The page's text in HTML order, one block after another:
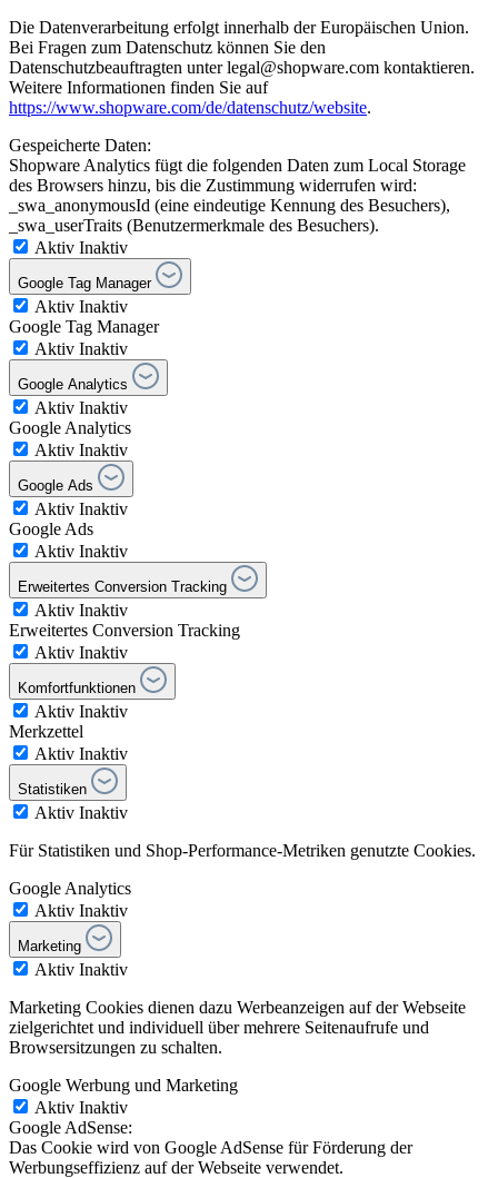
Die Datenverarbeitung erfolgt innerhalb der Europäischen Union.
Bei Fragen zum Datenschutz können Sie den
Datenschutzbeauftragten unter legal@shopware.com kontaktieren.
Weitere Informationen finden Sie auf
https://www.shopware.com/de/datenschutz/website.
Gespeicherte Daten:
Shopware Analytics fügt die folgenden Daten zum Local Storage
des Browsers hinzu, bis die Zustimmung widerrufen wird:
_swa_anonymousId (eine eindeutige Kennung des Besuchers),
_swa_userTraits (Benutzermerkmale des Besuchers).
Aktiv Inaktiv
Google Tag Manager
Aktiv Inaktiv
Google Tag Manager
Aktiv Inaktiv
Google Analytics
Aktiv Inaktiv
Google Analytics
Aktiv Inaktiv
Google Ads
Aktiv Inaktiv
Google Ads
Aktiv Inaktiv
Erweitertes Conversion Tracking
Aktiv Inaktiv
Erweitertes Conversion Tracking
Aktiv Inaktiv
Komfortfunktionen
Aktiv Inaktiv
Merkzettel
Aktiv Inaktiv
Statistiken
Aktiv Inaktiv
Für Statistiken und Shop-Performance-Metriken genutzte Cookies.
Google Analytics
Aktiv Inaktiv
Marketing
Aktiv Inaktiv
Marketing Cookies dienen dazu Werbeanzeigen auf der Webseite
zielgerichtet und individuell über mehrere Seitenaufrufe und
Browsersitzungen zu schalten.
Google Werbung und Marketing
Aktiv Inaktiv
Google AdSense:
Das Cookie wird von Google AdSense für Förderung der
Werbungseffizienz auf der Webseite verwendet.